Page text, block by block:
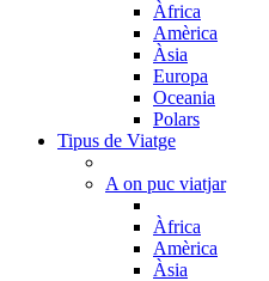
Àfrica
Amèrica
Àsia
Europa
Oceania
Polars
Tipus de Viatge
A on puc viatjar
Àfrica
Amèrica
Àsia